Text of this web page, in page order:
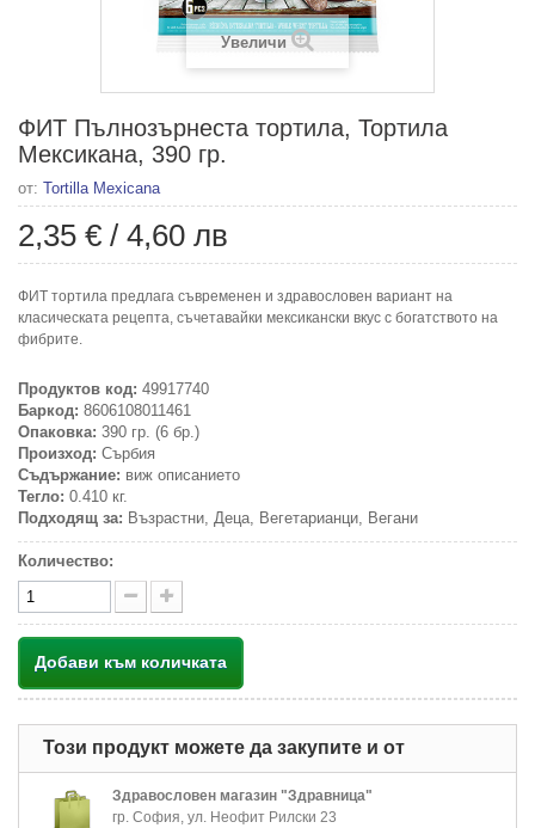
Увеличи
ФИТ Пълнозърнеста тортила, Тортила
Мексикана, 390 гр.
от: Tortilla Mexicana
2,35 € / 4,60 лв
ФИТ тортила предлага съвременен и здравословен вариант на
класическата рецепта, съчетавайки мексикански вкус с богатството на
фибрите.
Продуктов код: 49917740
Баркод: 8606108011461
Опаковка: 390 гр. (6 бр.)
Произход: Сърбия
Съдържание: виж описанието
Тегло: 0.410 кг.
Подходящ за: Възрастни, Деца, Вегетарианци, Вегани
Количество:
Добави към количката
Този продукт можете да закупите и от
Здравословен магазин "Здравница"
гр. София, ул. Неофит Рилски 23